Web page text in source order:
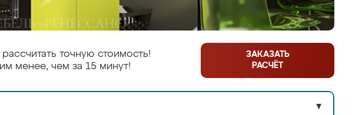
точную стоимость!
менее, чем за 15 минут!
ЗАКАЗАТЬ
РАСЧЁТ
▼